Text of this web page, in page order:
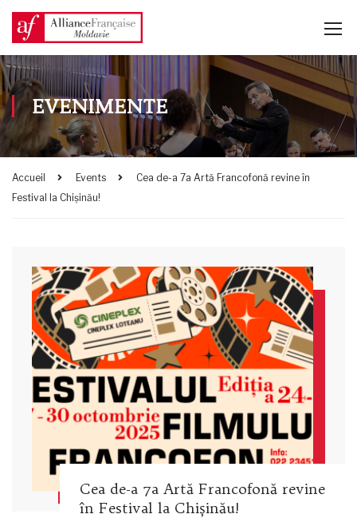
EVENIMENTE
Accueil Events
Cea de-a 7a Artă Francofonă revine în
Festival la Chișinău!
Cea de-a 7a Artă Francofonă revine
în Festival la Chișinău!